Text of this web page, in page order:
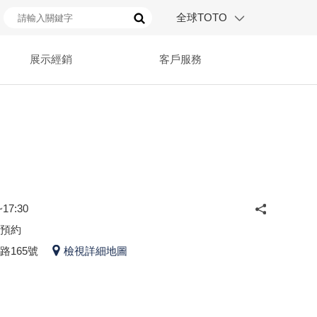
全球TOTO
展示經銷 客戶服務
約
165號
檢視詳細地圖